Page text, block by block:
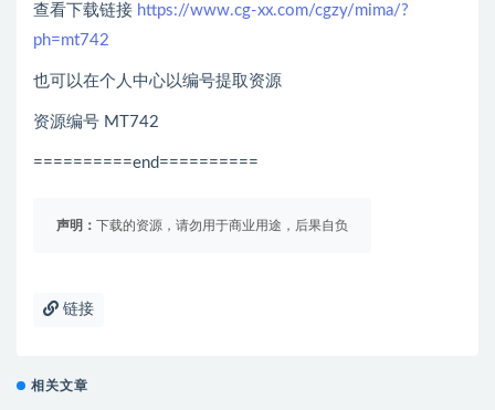
查看下载链接 https://www.cg-xx.com/cgzy/mima/?
ph=mt742
也可以在个人中心以编号提取资源
资源编号 MT742
==========end==========
声明： 下载的资源，请勿用于商业用途，后果自负
链接
相关文章